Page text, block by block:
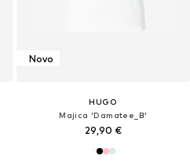
Novo
HUGO
Majica 'Damatee_B'
29,90 €